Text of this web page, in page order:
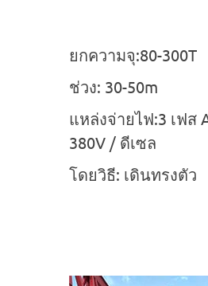
ยกความจุ:80-300T
ช่วง: 30-50m
แหล่งจ่ายไฟ:3 เฟส
380V / ดีเซล
โดยวิธี: เดินทรงตัว